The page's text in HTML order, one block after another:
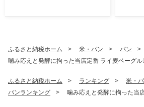
ふるさと納税ホーム 米・パン
パン
噛み応えと発酵に拘った当店定番 ライ麦ベーグル
ふるさと納税ホーム ランキング
米・
パンランキング
噛み応えと発酵に拘った当